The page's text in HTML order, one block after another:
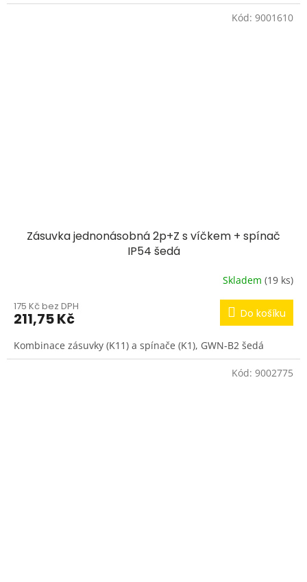
Zásuvka jednonásobná 2p+Z s víčkem + spínač
IP54 šedá
Skladem (19 ks)
175 Kč bez DPH
211,75 Kč Do košíku
Kombinace zásuvky (K11) a spínače (K1), GWN-B2 šedá
Kód: 9001610
Kód: 9002775